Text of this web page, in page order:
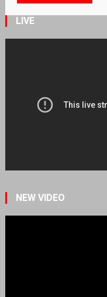
LIVE
NEW VIDEO